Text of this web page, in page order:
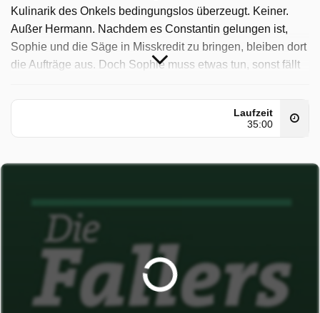
Kulinarik des Onkels bedingungslos überzeugt. Keiner.
Außer Hermann. Nachdem es Constantin gelungen ist,
Sophie und die Säge in Misskredit zu bringen, bleiben dort
die Aufträge aus. Doch Sophie muss etwas tun, sonst fällt
Kraft, gleichzeitig fühlt sie sich innerhalb der Familie sicher
und findet ein wenig Ruhe - bis Constantin auch dort
auftaucht. Raphael Engel hat es in kürzester Zeit geschafft,
Türen. Lissy und Frau Heilert sind jedenfalls hingerissen
von ihrem neuen Kollegen. Auch Bernhard glaubt, einen
guten Fang mit ihm gemacht zu haben, bis er merkt, dass
Engel auch bei Monique viel zu gut ankommt.
Die Fallers wurde auf SR ausgestrahlt am Mittwoch 29
April 2026, 01:30 Uhr.
Laufzeit
35:00